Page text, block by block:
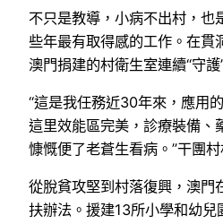
不只是教導，小病不出村，也
些年最有取得感的工作。在貫
澳門捐建的村衛生室連續“守護
“這是我任務近30年來，應用
這里效能區完美，診療裝備、
慷慨便了老蒼生看病。”干團
從脫貧攻堅到村落復興，澳門
扶辦法。援建13所小學和幼